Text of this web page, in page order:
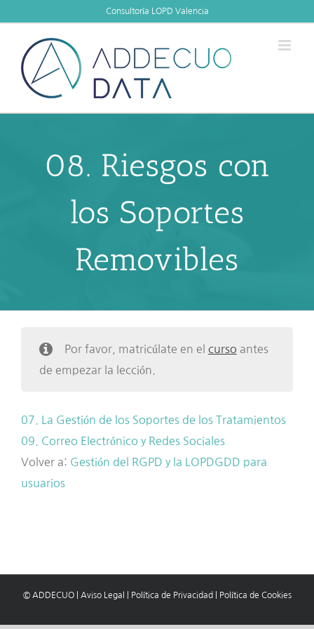
content
Consultoría LOPD Valencia
08. Riesgos con
los Soportes
Removibles
Por favor, matricúlate en el curso antes
de empezar la lección.
07. La Gestión de los Soportes de los Tratamientos
09. Correo Electrónico y Redes Sociales
Volver a: Gestión del RGPD y la LOPDGDD para
usuarios
© ADDECUO Aviso Legal Política de Privacidad Política de Cookies